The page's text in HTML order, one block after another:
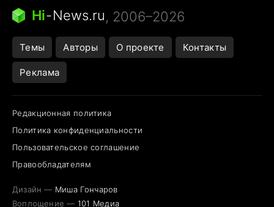
Ядовитые пауки России
Города в ядерной войне
Hi-News.ru, 2006–2026
Темы Авторы О проекте Контакты
Реклама
Редакционная политика
Политика конфиденциальности
Пользовательское соглашение
Правообладателям
Дизайн — Миша Гончаров
Воплощение — 101 Медиа